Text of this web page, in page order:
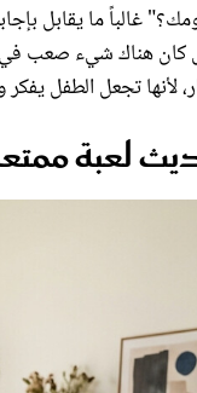
غالباً ما يقابل
كان هناك شيء صعب
لأنها تجعل الطفل
لعبة